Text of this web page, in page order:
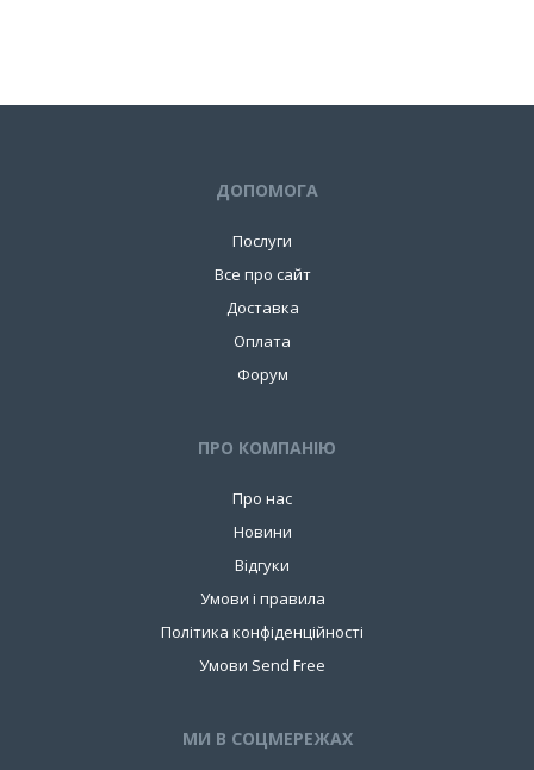
ДОПОМОГА
Послуги
Все про сайт
Доставка
Оплата
Форум
ПРО КОМПАНIЮ
Про нас
Новини
Відгуки
Умови і правила
Політика конфіденційності
Умови Send Free
МИ В СОЦМЕРЕЖАХ